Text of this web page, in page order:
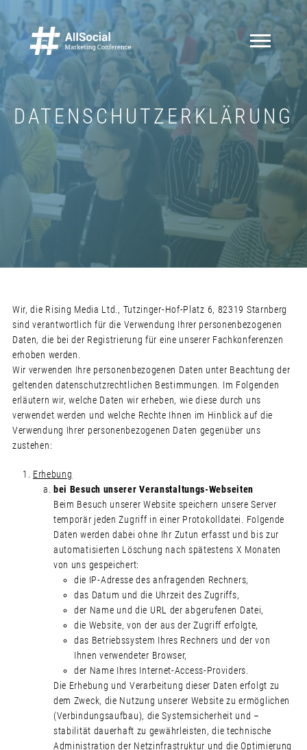
DATENSCHUTZERKLÄRUNG
Wir, die Rising Media Ltd., Tutzinger-Hof-Platz 6, 82319 Starnberg
sind verantwortlich für die Verwendung Ihrer personenbezogenen
Daten, die bei der Registrierung für eine unserer Fachkonferenzen
erhoben werden.
Wir verwenden Ihre personenbezogenen Daten unter Beachtung der
geltenden datenschutzrechtlichen Bestimmungen. Im Folgenden
erläutern wir, welche Daten wir erheben, wie diese durch uns
verwendet werden und welche Rechte Ihnen im Hinblick auf die
Verwendung Ihrer personenbezogenen Daten gegenüber uns
zustehen:
Erhebung
bei Besuch unserer Veranstaltungs-Webseiten
Beim Besuch unserer Website speichern unsere Server
temporär jeden Zugriff in einer Protokolldatei. Folgende
Daten werden dabei ohne Ihr Zutun erfasst und bis zur
automatisierten Löschung nach spätestens X Monaten
von uns gespeichert:
die IP-Adresse des anfragenden Rechners,
das Datum und die Uhrzeit des Zugriffs,
der Name und die URL der abgerufenen Datei,
die Website, von der aus der Zugriff erfolgte,
das Betriebssystem Ihres Rechners und der von
Ihnen verwendeter Browser,
der Name Ihres Internet-Access-Providers.
Die Erhebung und Verarbeitung dieser Daten erfolgt zu
dem Zweck, die Nutzung unserer Website zu ermöglichen
(Verbindungsaufbau), die Systemsicherheit und –
stabilität dauerhaft zu gewährleisten, die technische
Administration der Netzinfrastruktur und die Optimierung